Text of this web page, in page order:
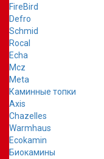
FireBird
Defro
Schmid
Rocal
Echa
Mcz
Meta
Каминные топки
Axis
Chazelles
Warmhaus
Ecokamin
Биокамины